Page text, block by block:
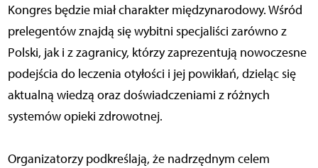
Kongres będzie miał charakter międzynarodowy. Wśród
prelegentów znajdą się wybitni specjaliści zarówno z
Polski, jak i z zagranicy, którzy zaprezentują nowoczesne
podejścia do leczenia otyłości i jej powikłań, dzieląc się
aktualną wiedzą oraz doświadczeniami z różnych
systemów opieki zdrowotnej.
Organizatorzy podkreślają, że nadrzędnym celem